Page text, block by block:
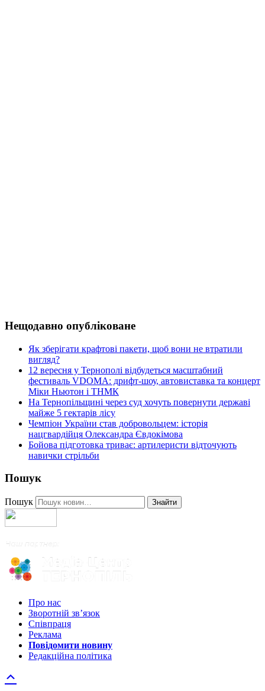
Нещодавно опубліковане
Як зберігати крафтові пакети, щоб вони не втратили
вигляд?
12 вересня у Тернополі відбудеться масштабний
фестиваль VDOMA: дрифт-шоу, автовиставка та концерт
Міки Ньютон і ТНМК
На Тернопільщині через суд хочуть повернути державі
майже 5 гектарів лісу
Чемпіон України став добровольцем: історія
нацгвардійця Олександра Євдокімова
Бойова підготовка триває: артилеристи відточують
навички стрільби
Пошук
Пошук Знайти
Про нас
Зворотній зв’язок
Співпраця
Реклама
Повідомити новину
Редакційна політика